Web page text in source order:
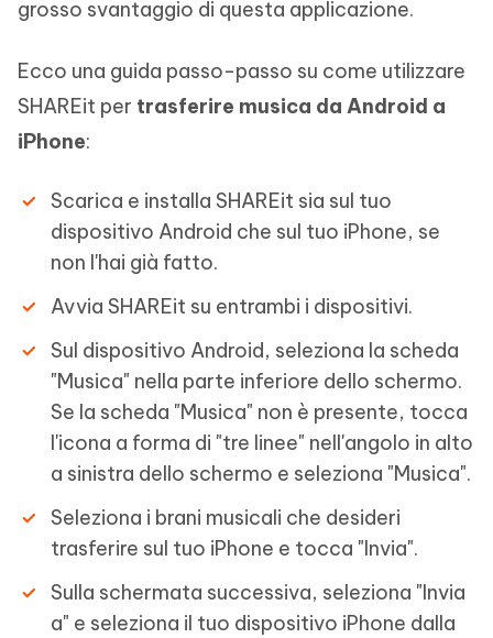
grosso svantaggio di questa applicazione.
Ecco una guida passo-passo su come utilizzare
SHAREit per trasferire musica da Android a
iPhone:
Scarica e installa SHAREit sia sul tuo
dispositivo Android che sul tuo iPhone, se
non l'hai già fatto.
Avvia SHAREit su entrambi i dispositivi.
Sul dispositivo Android, seleziona la scheda
"Musica" nella parte inferiore dello schermo.
Se la scheda "Musica" non è presente, tocca
l'icona a forma di "tre linee" nell'angolo in alto
a sinistra dello schermo e seleziona "Musica".
Seleziona i brani musicali che desideri
trasferire sul tuo iPhone e tocca "Invia".
Sulla schermata successiva, seleziona "Invia
a" e seleziona il tuo dispositivo iPhone dalla